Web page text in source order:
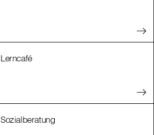
Lerncafé
Sozialberatung